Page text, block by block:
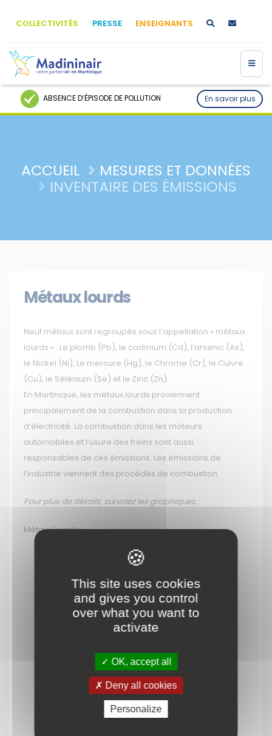
COLLECTIVITÉS PRESSE ENSEIGNANTS
ABSENCE D’ÉPISODE DE POLLUTION En savoir plus
ACCUEIL
MESURES ET DONNÉES
INVENTAIRE DES ÉMISSIONS
Métaux lourds
Neuf métaux sont regroupés sous l’appellation « métaux
lourds » : Le plomb (Pb), le cadmium (Cd), l’arsenic (As),
le Nickel (Ni), Le mercure (Hg), le Chrome (Cr), le Cuivre
(Cu), le Sélénium (Se) et le Zinc (Zn).
En Martinique, les métaux lourds proviennent
principalement de la combustion dans la production
d’électricité. La combustion dans les moteurs
automobiles et l’usure des freins sont aussi
responsables de ces émissions. Les émissions de
l’industrie viennent des procédés de combustion.
Pour plus de détails, survolez les graphiques :
Métaux lourds :
Agréé par
This site uses cookies
and gives you control
over what you want to
activate
OK, accept all
Deny all cookies
Personalize